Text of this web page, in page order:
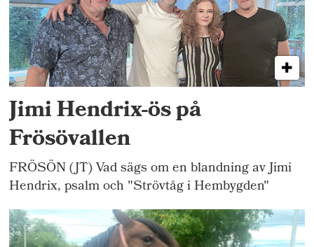
Jimi Hendrix-ös på
Frösövallen
FRÖSÖN (JT) Vad sägs om en blandning av Jimi
Hendrix, psalm och "Strövtåg i Hembygden"